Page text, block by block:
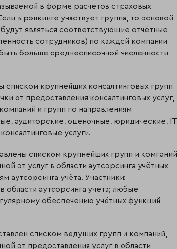
в форме расчётов страховых
в рэнкинге участвует группа, то основой
являться соответствующие отчётные
сотрудников) по каждой компании
больше среднесписочной численности
списком крупнейших консалтинговых групп
от предоставления консалтинговых услуг,
и групп по направлениям
аудиторские, оценочные, юридические, IT
услуги.
списком крупнейших групп и компаний
от услуг в области аутсорсинга учётных
аутсорсинга учёта. Участники:
области аутсорсинга учёта; любые
обеспечению учётных функций
списком ведущих групп и компаний,
от предоставления услуг в области